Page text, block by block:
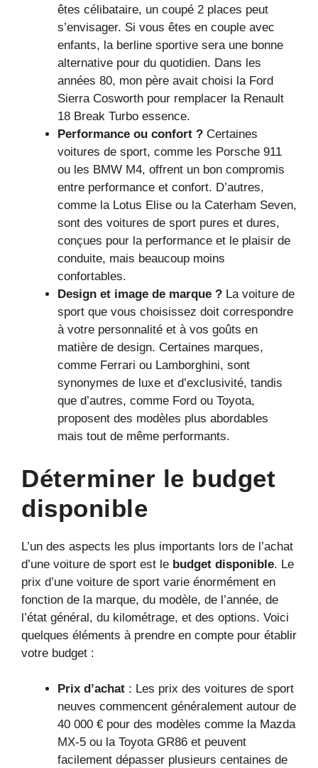
êtes célibataire, un coupé 2 places peut
s’envisager. Si vous êtes en couple avec
enfants, la berline sportive sera une bonne
alternative pour du quotidien. Dans les
années 80, mon père avait choisi la Ford
Sierra Cosworth pour remplacer la Renault
18 Break Turbo essence.
Performance ou confort ? Certaines
voitures de sport, comme les Porsche 911
ou les BMW M4, offrent un bon compromis
entre performance et confort. D’autres,
comme la Lotus Elise ou la Caterham Seven,
sont des voitures de sport pures et dures,
conçues pour la performance et le plaisir de
conduite, mais beaucoup moins
confortables.
Design et image de marque ? La voiture de
sport que vous choisissez doit correspondre
à votre personnalité et à vos goûts en
matière de design. Certaines marques,
comme Ferrari ou Lamborghini, sont
synonymes de luxe et d’exclusivité, tandis
que d’autres, comme Ford ou Toyota,
proposent des modèles plus abordables
mais tout de même performants.
Déterminer le budget
disponible
L’un des aspects les plus importants lors de l’achat
d’une voiture de sport est le budget disponible. Le
prix d’une voiture de sport varie énormément en
fonction de la marque, du modèle, de l’année, de
l’état général, du kilométrage, et des options. Voici
quelques éléments à prendre en compte pour établir
votre budget :
Prix d’achat : Les prix des voitures de sport
neuves commencent généralement autour de
40 000 € pour des modèles comme la Mazda
MX-5 ou la Toyota GR86 et peuvent
facilement dépasser plusieurs centaines de